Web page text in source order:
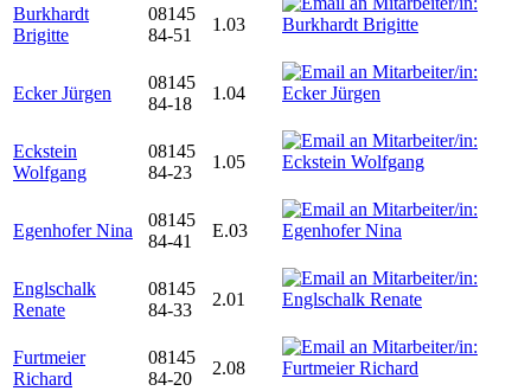
Burkhardt
Brigitte
08145
84-51
1.03
Ecker Jürgen
08145
84-18
1.04
Eckstein
Wolfgang
08145
84-23
1.05
Egenhofer Nina
08145
84-41
E.03
Englschalk
Renate
08145
84-33
2.01
Furtmeier
Richard
08145
84-20
2.08